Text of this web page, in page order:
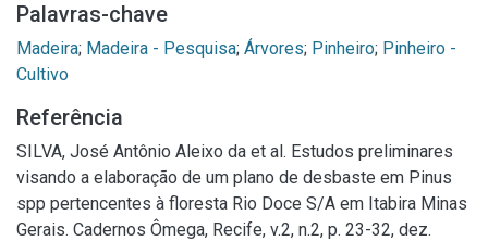
Palavras-chave
Madeira; Madeira - Pesquisa; Árvores; Pinheiro; Pinheiro -
Cultivo
Referência
SILVA, José Antônio Aleixo da et al. Estudos preliminares
visando a elaboração de um plano de desbaste em Pinus
spp pertencentes à floresta Rio Doce S/A em Itabira Minas
Gerais. Cadernos Ômega, Recife, v.2, n.2, p. 23-32, dez.